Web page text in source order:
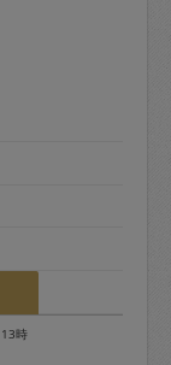
毎週定
でキャ
13時